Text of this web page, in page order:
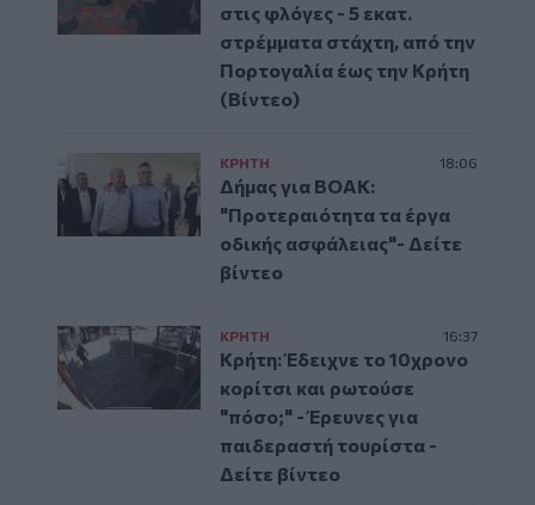
στις φλόγες - 5 εκατ.
στρέμματα στάχτη, από την
Πορτογαλία έως την Κρήτη
(Βίντεο)
ΚΡΗΤΗ 18:06
Δήμας για ΒΟΑΚ:
"Προτεραιότητα τα έργα
οδικής ασφάλειας"- Δείτε
βίντεο
ΚΡΗΤΗ 16:37
Κρήτη: Έδειχνε το 10χρονο
κορίτσι και ρωτούσε
"πόσο;" - Έρευνες για
παιδεραστή τουρίστα -
Δείτε βίντεο